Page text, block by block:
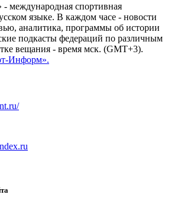
международная спортивная
языке. В каждом часе - новости
аналитика, программы об истории
подкасты федераций по различным
вещания - время мск. (GMT+3).
Информ».